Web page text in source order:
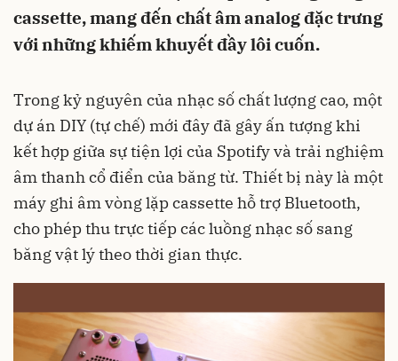
cassette, mang đến chất âm analog đặc trưng
với những khiếm khuyết đầy lôi cuốn.
Trong kỷ nguyên của nhạc số chất lượng cao, một
dự án DIY (tự chế) mới đây đã gây ấn tượng khi
kết hợp giữa sự tiện lợi của Spotify và trải nghiệm
âm thanh cổ điển của băng từ. Thiết bị này là một
máy ghi âm vòng lặp cassette hỗ trợ Bluetooth,
cho phép thu trực tiếp các luồng nhạc số sang
băng vật lý theo thời gian thực.